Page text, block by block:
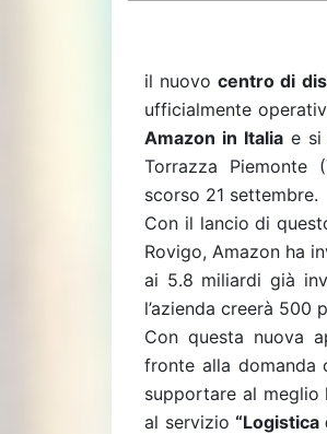
il nuovo centro di
ufficialmente
Amazon in Italiae si
Torrazza Piemonte
scorso 21 settembre.
Con il lancio di
Rovigo, Amazon ha
ai 5.8 miliardi già
l’azienda creerà 500
Con questa nuova
fronte alla domanda
supportare al meglio
al servizio “Logistica